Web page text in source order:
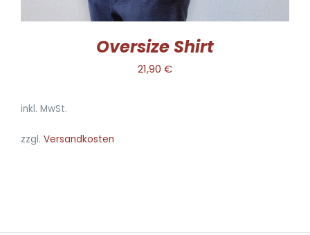
GEWÄHLT
Oversize Shirt
21,90 €
inkl. MwSt.
zzgl. Versandkosten